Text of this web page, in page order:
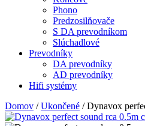
Phono
Predzosilňovače
S DA prevodníkom
Slúchadlové
Prevodníky
DA prevodníky
AD prevodníky
Hifi systémy
Domov /Ukončené / Dynavox